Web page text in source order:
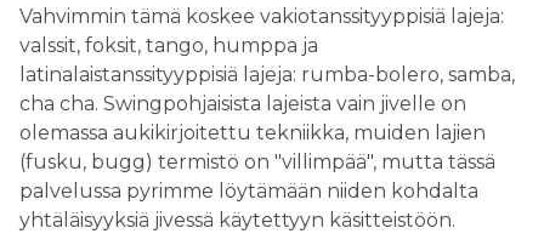
Vahvimmin tämä koskee vakiotanssityyppisiä lajeja:
valssit, foksit, tango, humppa ja
latinalaistanssityyppisiä lajeja: rumba-bolero, samba,
cha cha. Swingpohjaisista lajeista vain jivelle on
olemassa aukikirjoitettu tekniikka, muiden lajien
(fusku, bugg) termistö on "villimpää", mutta tässä
palvelussa pyrimme löytämään niiden kohdalta
yhtäläisyyksiä jivessä käytettyyn käsitteistöön.